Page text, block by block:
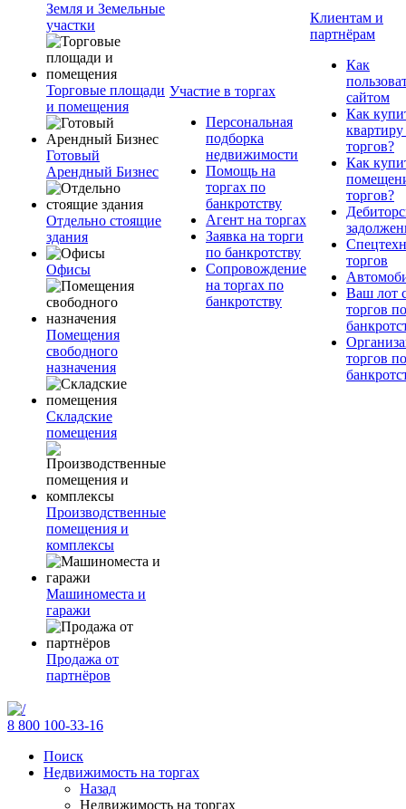
Земля и Земельные
участки
Торговые площади
и помещения
Готовый
Арендный Бизнес
Отдельно стоящие
здания
Офисы
Помещения
свободного
назначения
Складские
помещения
Производственные
помещения и
комплексы
Машиноместа и
гаражи
Продажа от
партнёров
Участие в торгах
Персональная
подборка
недвижимости
Помощь на
торгах по
банкротству
Агент на торгах
Заявка на торги
по банкротству
Сопровождение
на торгах по
банкротству
Клиентам и
партнёрам
Как
сайтом
Как
квартиру
торгов?
Как
торгов?
торгов
Ваш лот
торгов по
торгов по
8 800 100-33-16
Поиск
Недвижимость на торгах
Назад
Недвижимость на торгах